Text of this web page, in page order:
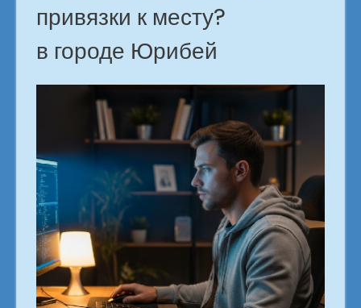
привязки к месту?
в городе Юрибей